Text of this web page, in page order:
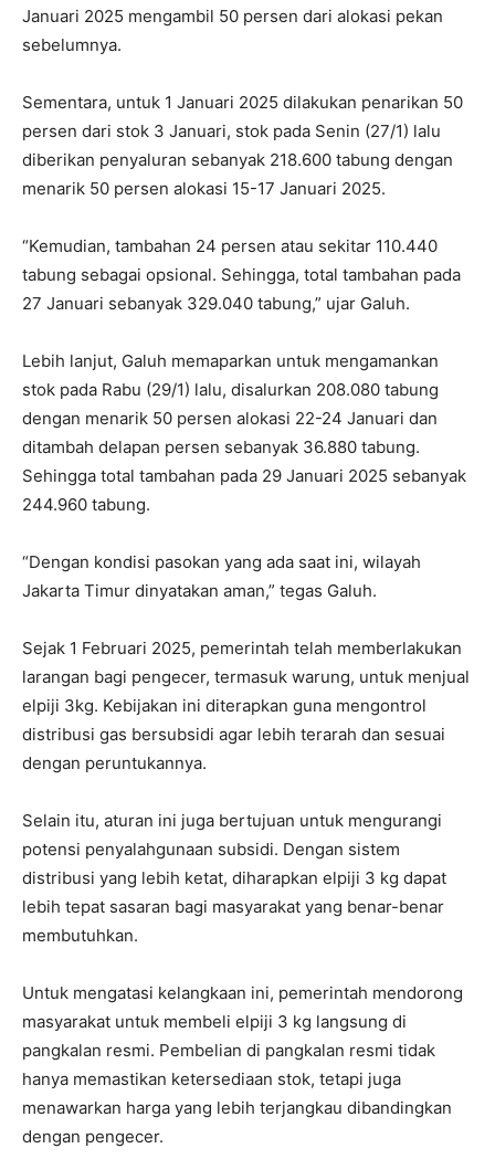
Januari 2025 mengambil 50 persen dari alokasi pekan
sebelumnya.
Sementara, untuk 1 Januari 2025 dilakukan penarikan 50
persen dari stok 3 Januari, stok pada Senin (27/1) lalu
diberikan penyaluran sebanyak 218.600 tabung dengan
menarik 50 persen alokasi 15-17 Januari 2025.
“Kemudian, tambahan 24 persen atau sekitar 110.440
tabung sebagai opsional. Sehingga, total tambahan pada
27 Januari sebanyak 329.040 tabung,” ujar Galuh.
Lebih lanjut, Galuh memaparkan untuk mengamankan
stok pada Rabu (29/1) lalu, disalurkan 208.080 tabung
dengan menarik 50 persen alokasi 22-24 Januari dan
ditambah delapan persen sebanyak 36.880 tabung.
Sehingga total tambahan pada 29 Januari 2025 sebanyak
244.960 tabung.
“Dengan kondisi pasokan yang ada saat ini, wilayah
Jakarta Timur dinyatakan aman,” tegas Galuh.
Sejak 1 Februari 2025, pemerintah telah memberlakukan
larangan bagi pengecer, termasuk warung, untuk menjual
elpiji 3kg. Kebijakan ini diterapkan guna mengontrol
distribusi gas bersubsidi agar lebih terarah dan sesuai
dengan peruntukannya.
Selain itu, aturan ini juga bertujuan untuk mengurangi
potensi penyalahgunaan subsidi. Dengan sistem
distribusi yang lebih ketat, diharapkan elpiji 3 kg dapat
lebih tepat sasaran bagi masyarakat yang benar-benar
membutuhkan.
Untuk mengatasi kelangkaan ini, pemerintah mendorong
masyarakat untuk membeli elpiji 3 kg langsung di
pangkalan resmi. Pembelian di pangkalan resmi tidak
hanya memastikan ketersediaan stok, tetapi juga
menawarkan harga yang lebih terjangkau dibandingkan
dengan pengecer.